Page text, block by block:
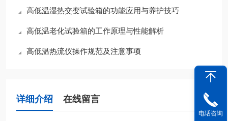
高低温湿热交变试验箱的功能应用与养护技巧
高低温老化试验箱的工作原理与性能解析
高低温热流仪操作规范及注意事项
详细介绍 在线留言
电话咨询